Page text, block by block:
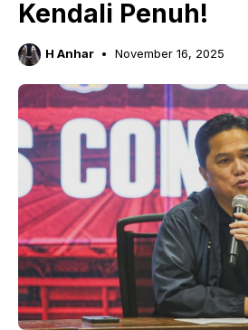
Kendali Penuh!
H Anhar November 16, 2025